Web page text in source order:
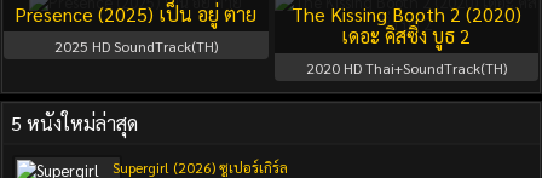
Presence (2025) เป็น อยู่ ตาย
2025 HD SoundTrack(TH)
The Kissing Booth 2 (2020)
เดอะ คิสซิ่ง บูธ 2
2020HD Thai+SoundTrack(TH)
5 หนังใหม่ล่าสุด
Supergirl (2026) ซูเปอร์เกิร์ล